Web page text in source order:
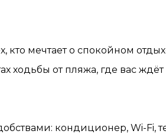
кто мечтает о спокойном
ходьбы от пляжа, где вас
кондиционер, Wi-Fi,